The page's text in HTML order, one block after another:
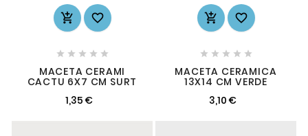
 
    
MACETA CERAMI
CACTU 6X7 CM SURT
1,35 €
 
    
MACETA CERAMICA
13X14 CM VERDE
3,10 €